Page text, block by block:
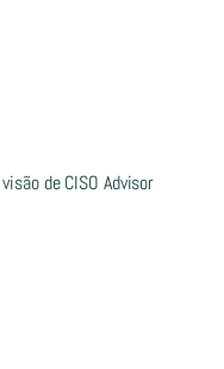
de CISO Advisor